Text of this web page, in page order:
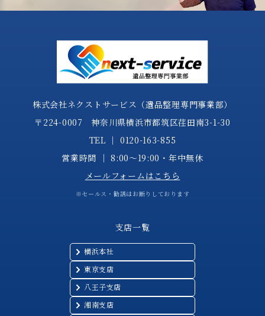
株式会社ネクストサービス（遺品整理専門事業部）
〒224-0007 神奈川県横浜市都筑区荏田南3-1-30
TEL │ 0120-163-855
営業時間 │ 8:00～19:00・年中無休
メールフォームはこちら
※セールス・勧誘はお断りしております
支店一覧
横浜本社
東京支店
八王子支店
湘南支店